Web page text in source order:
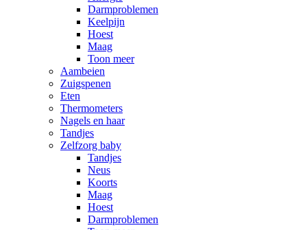
Darmproblemen
Keelpijn
Hoest
Maag
Toon meer
Aambeien
Zuigspenen
Eten
Thermometers
Nagels en haar
Tandjes
Zelfzorg baby
Tandjes
Neus
Koorts
Maag
Hoest
Darmproblemen